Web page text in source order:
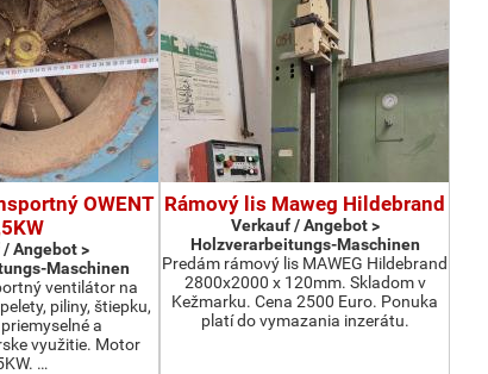
OWENT
Angebot >
Maschinen
ventilátor na
piliny, štiepku,
a
využitie. Motor
…
Rámový lis Maweg Hildebrand
Verkauf / Angebot >
Holzverarbeitungs-Maschinen
Predám rámový lis MAWEG Hildebrand
2800x2000 x 120mm. Skladom v
Kežmarku. Cena 2500 Euro. Ponuka
platí do vymazania inzerátu.